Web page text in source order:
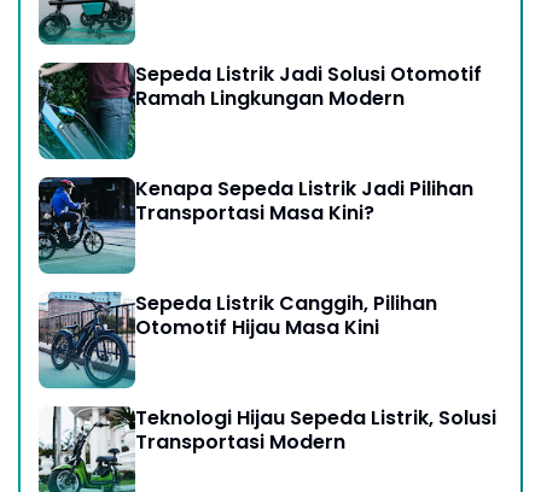
Sepeda Listrik Jadi Solusi Otomotif
Ramah Lingkungan Modern
Kenapa Sepeda Listrik Jadi Pilihan
Transportasi Masa Kini?
Sepeda Listrik Canggih, Pilihan
Otomotif Hijau Masa Kini
Teknologi Hijau Sepeda Listrik, Solusi
Transportasi Modern